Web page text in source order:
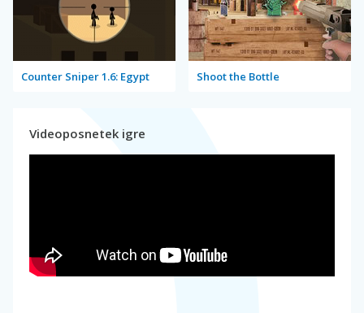
Counter Sniper 1.6: Egypt Shoot the Bottle
Videoposnetek igre